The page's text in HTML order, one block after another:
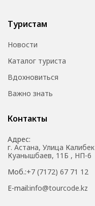
Туристам
Новости
Каталог туриста
Вдохновиться
Важно знать
Контакты
Адрес:
г. Астана, Улица Калибек
Куанышбаев, 11Б , НП-6
Моб.:+7 (7172) 67 71 12
E-mail:info@tourcode.kz